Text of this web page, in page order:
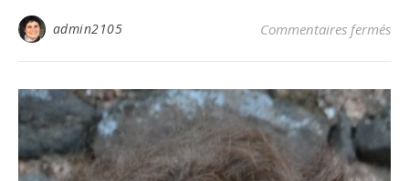
admin2105 Commentaires fermés